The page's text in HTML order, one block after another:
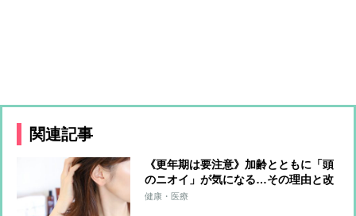
関連記事
《更年期は要注意》加齢とともに「頭
のニオイ」が気になる…その理由と改
善法は？
健康・医療